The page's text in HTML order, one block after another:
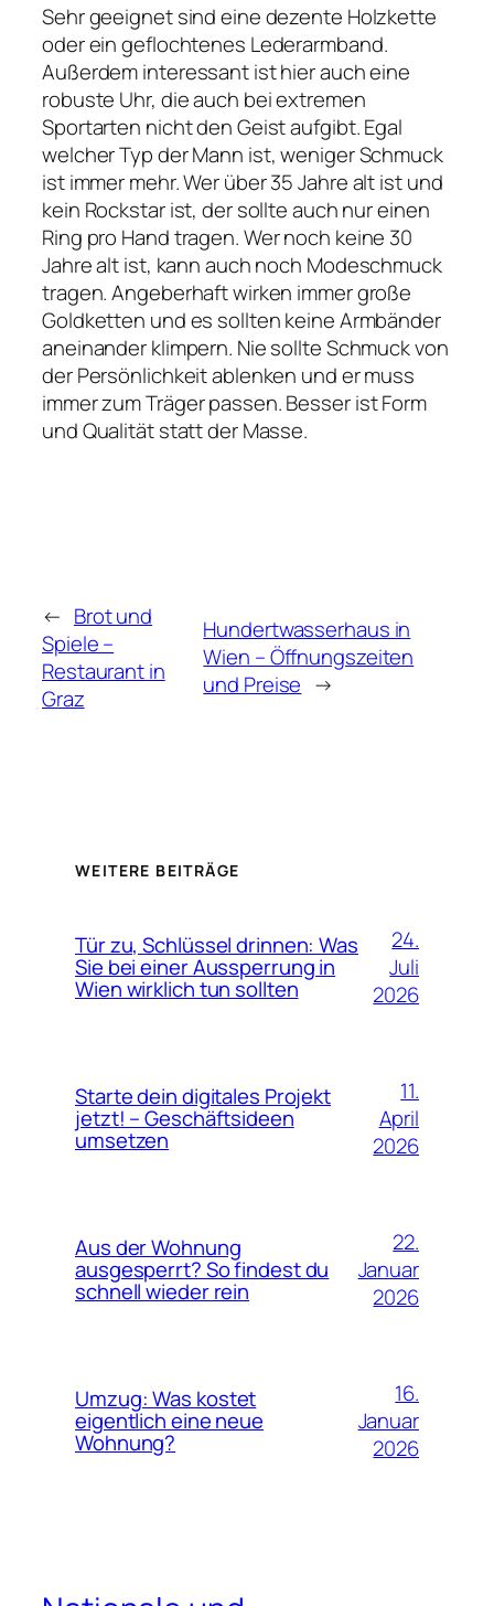
Sehr geeignet sind eine dezente Holzkette
oder ein geflochtenes Lederarmband.
Außerdem interessant ist hier auch eine
robuste Uhr, die auch bei extremen
Sportarten nicht den Geist aufgibt. Egal
welcher Typ der Mann ist, weniger Schmuck
ist immer mehr. Wer über 35 Jahre alt ist und
kein Rockstar ist, der sollte auch nur einen
Ring pro Hand tragen. Wer noch keine 30
Jahre alt ist, kann auch noch Modeschmuck
tragen. Angeberhaft wirken immer große
Goldketten und es sollten keine Armbänder
aneinander klimpern. Nie sollte Schmuck von
der Persönlichkeit ablenken und er muss
immer zum Träger passen. Besser ist Form
und Qualität statt der Masse.
← Brot und
Spiele –
Restaurant in
Graz
Hundertwasserhaus in
Wien – Öffnungszeiten
und Preise →
WEITERE BEITRÄGE
Tür zu, Schlüssel drinnen: Was
Sie bei einer Aussperrung in
Wien wirklich tun sollten
24.
Juli
2026
Starte dein digitales Projekt
jetzt! – Geschäftsideen
umsetzen
11.
April
2026
Aus der Wohnung
ausgesperrt? So findest du
schnell wieder rein
22.
Januar
2026
Umzug: Was kostet
eigentlich eine neue
Wohnung?
16.
Januar
2026